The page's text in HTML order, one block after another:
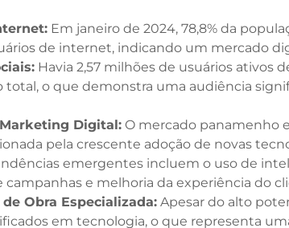
Em janeiro de 2024, 78,8% da
de internet, indicando um mercado
Havia 2,57 milhões de usuários ativos
total, o que demonstra uma audiência
Digital: O mercado panamenho
pela crescente adoção de novas
emergentes incluem o uso de
campanhas e melhoria da experiência do
Obra Especializada: Apesar do alto
em tecnologia, o que representa